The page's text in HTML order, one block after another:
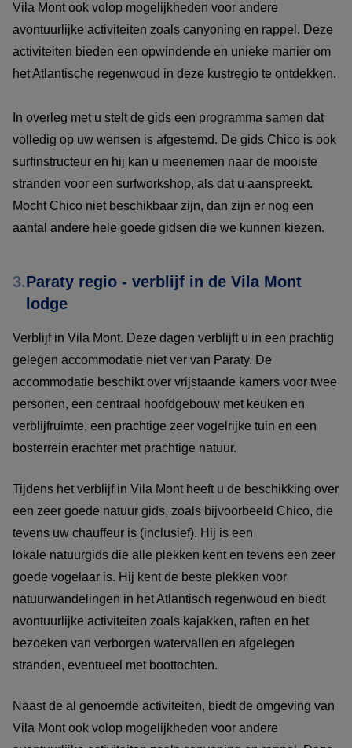
Vila Mont ook volop mogelijkheden voor andere
avontuurlijke activiteiten zoals canyoning en rappel. Deze
activiteiten bieden een opwindende en unieke manier om
het Atlantische regenwoud in deze kustregio te ontdekken.
In overleg met u stelt de gids een programma samen dat
volledig op uw wensen is afgestemd. De gids Chico is ook
surfinstructeur en hij kan u meenemen naar de mooiste
stranden voor een surfworkshop, als dat u aanspreekt.
Mocht Chico niet beschikbaar zijn, dan zijn er nog een
aantal andere hele goede gidsen die we kunnen kiezen.
3.Paraty regio - verblijf in de Vila Mont
lodge
Verblijf in Vila Mont. Deze dagen verblijft u in een prachtig
gelegen accommodatie niet ver van Paraty. De
accommodatie beschikt over vrijstaande kamers voor twee
personen, een centraal hoofdgebouw met keuken en
verblijfruimte, een prachtige zeer vogelrijke tuin en een
bosterrein erachter met prachtige natuur.
Tijdens het verblijf in Vila Mont heeft u de beschikking over
een zeer goede natuur gids, zoals bijvoorbeeld Chico, die
tevens uw chauffeur is (inclusief). Hij is een
lokale natuurgids die alle plekken kent en tevens een zeer
goede vogelaar is. Hij kent de beste plekken voor
natuurwandelingen in het Atlantisch regenwoud en biedt
avontuurlijke activiteiten zoals kajakken, raften en het
bezoeken van verborgen watervallen en afgelegen
stranden, eventueel met boottochten.
Naast de al genoemde activiteiten, biedt de omgeving van
Vila Mont ook volop mogelijkheden voor andere